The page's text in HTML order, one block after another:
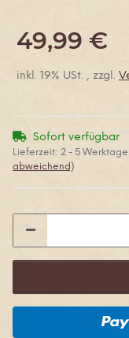
49,99 €
inkl. 19% USt. , zzgl.
Sofort verfügbar
Lieferzeit: 2 - 5 Werktage
abweichend)